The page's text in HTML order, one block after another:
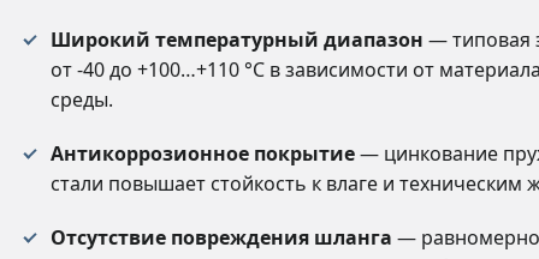
Широкий температурный диапазон — типовая
от -40 до +100…+110 °C в зависимости от
среды.
Антикоррозионное покрытие— цинкование
стали повышает стойкость к влаге и техническим
Отсутствие повреждения шланга —